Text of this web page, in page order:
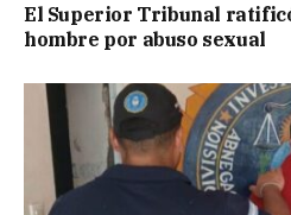
El Superior Tribunal
hombre por abuso sexual